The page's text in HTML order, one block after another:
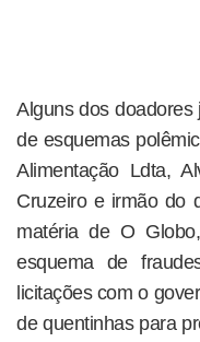
Alguns dos doadores
de esquemas
Alimentação Ldta,
Cruzeiro e irmão do
matéria de O
esquema de
licitações com o
de quentinhas para